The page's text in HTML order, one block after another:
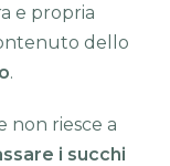
e propria
dello
.
non riesce a
i succhi